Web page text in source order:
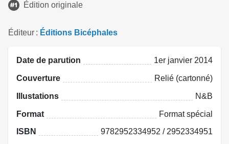
Édition originale
Éditeur Éditions Bicéphales
Date de parution 1er janvier 2014
Couverture Relié (cartonné)
Illustations N&B
Format Format spécial
ISBN 9782952334952 / 2952334951